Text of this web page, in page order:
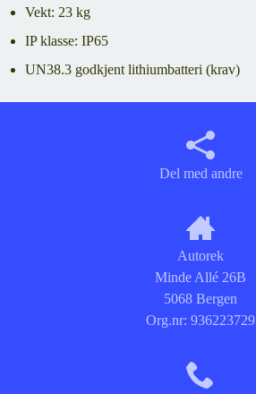
Vekt: 23 kg
IP klasse: IP65
UN38.3 godkjent lithiumbatteri (krav)
Del med andre
Autorek
Minde Allé 26B
5068 Bergen
Org.nr: 936223729